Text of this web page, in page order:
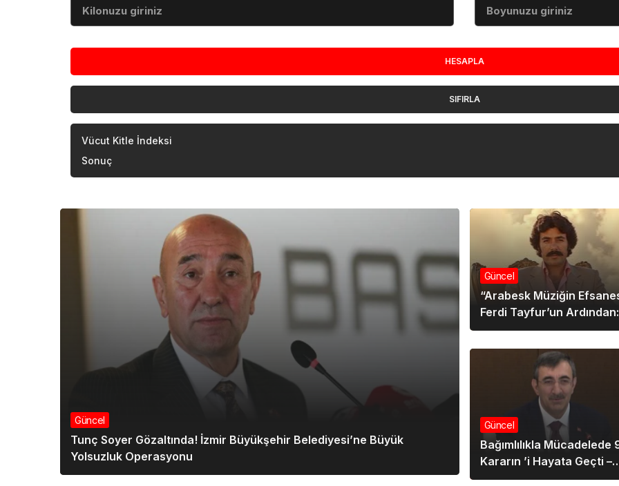
HESAPLA
SIFIRLA
Vücut Kitle İndeksi
Sonuç
Güncel
Tunç Soyer Gözaltında! İzmir Büyükşehir Belediyesi’ne Büyük
Yolsuzluk Operasyonu
Güncel
“Arabesk Müziğin
Ferdi Tayfur’un Ardından:
Vefatı, Mirası ve Aile
Güncel
Bağımlılıkla Mücadelede
Kararın ’i Hayata Geçti –
Yılmaz: “Merkezimizde